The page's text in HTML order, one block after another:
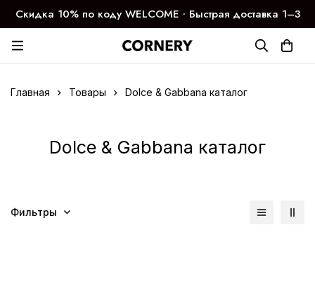
Скидка 10% по коду WELCOME ∙ Быстрая доставка 1–3
дня
Главная Товары Dolce & Gabbana каталог
Dolce & Gabbana каталог
Фильтры